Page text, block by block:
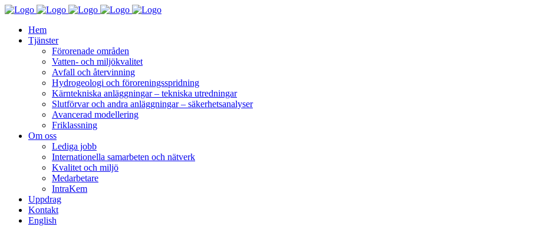
Hem
Tjänster
Förorenade områden
Vatten- och miljökvalitet
Avfall och återvinning
Hydrogeologi och föroreningsspridning
Kärntekniska anläggningar – tekniska utredningar
Slutförvar och andra anläggningar – säkerhetsanalyser
Avancerad modellering
Friklassning
Om oss
Lediga jobb
Internationella samarbeten och nätverk
Kvalitet och miljö
Medarbetare
IntraKem
Uppdrag
Kontakt
English